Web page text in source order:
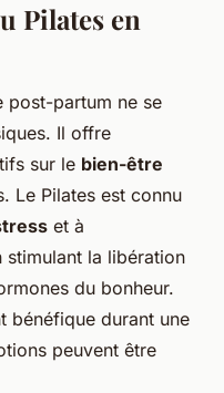
Pilates en
post-partum ne se
Il offre
sur le bien-être
Le Pilates est connu
et à
stimulant la libération
du bonheur.
bénéfique durant une
peuvent être